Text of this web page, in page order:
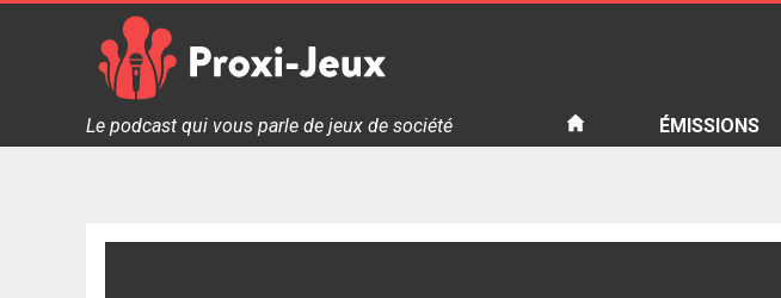
Proxi Jeux - Le podcast qui vous parle de jeux de société
Le podcast qui vous parle de jeux de société ÉMISSIONS